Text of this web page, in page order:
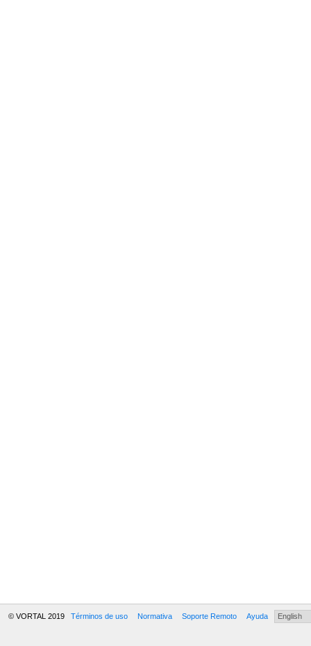
© VORTAL 2019 Términos de uso Normativa Soporte Remoto Ayuda